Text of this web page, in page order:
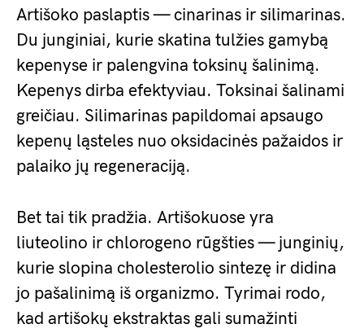
Artišoko paslaptis — cinarinas ir silimarinas.
Du junginiai, kurie skatina tulžies gamybą
kepenyse ir palengvina toksinų šalinimą.
Kepenys dirba efektyviau. Toksinai šalinami
greičiau. Silimarinas papildomai apsaugo
kepenų ląsteles nuo oksidacinės pažaidos ir
palaiko jų regeneraciją.
Bet tai tik pradžia. Artišokuose yra
liuteolino ir chlorogeno rūgšties — junginių,
kurie slopina cholesterolio sintezę ir didina
jo pašalinimą iš organizmo. Tyrimai rodo,
kad artišokų ekstraktas gali sumažinti